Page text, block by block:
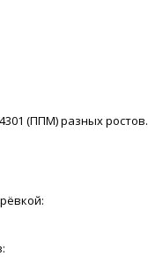
(ППМ) разных ростов.